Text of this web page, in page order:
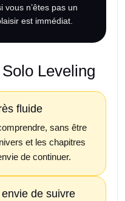
vous n’êtes pas un
est immédiat.
Leveling
fluide
sans être
et les chapitres
de continuer.
de suivre